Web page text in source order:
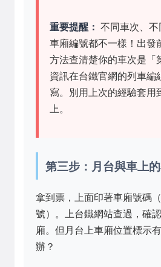
重要提醒： 不同車次、
車廂編號都不一樣！出發
方法查清楚你的車次是「
資訊在台鐵官網的列車編
寫。別用上次的經驗套用
上。
第三步：月台與車上
拿到票，上面印著車廂號碼
號）。上台鐵網站查過，確
廂。但月台上車廂位置標示
辦？